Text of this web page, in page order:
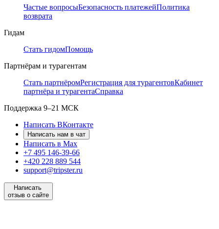
Частые вопросыБезопасность платежейПолитика
возврата
Гидам
Стать гидомПомощь
Партнёрам и турагентам
Стать партнёромРегистрация для турагентовКабинет
партнёра и турагентаСправка
Поддержка 9–21 МСК
Написать ВКонтакте
Написать нам в чат
Написать в Max
+7 495 146-39-66
+420 228 889 544
support@tripster.ru
Написать
отзыв о сайте